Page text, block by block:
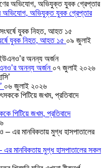
অভিযোগ, অভিযুক্ত যুবক গ্রেপ্তার
যুবক নিহত, আহত ১৫ ০৯ জুলাই
অনন্য অর্জন ০৭ জুলাই ২০২৬
০৬ জুলাই ২০২৬
পিটিয়ে জখম, প্রতিবাদে
মানবিকতায় মুগ্ধ হাসপাতালের সকল